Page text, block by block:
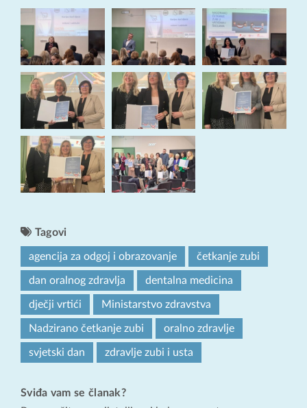
Tagovi
agencija za odgoj i obrazovanje četkanje zubi
dan oralnog zdravlja dentalna medicina
dječji vrtići Ministarstvo zdravstva
Nadzirano četkanje zubi oralno zdravlje
svjetski dan zdravlje zubi i usta
Sviđa vam se članak?